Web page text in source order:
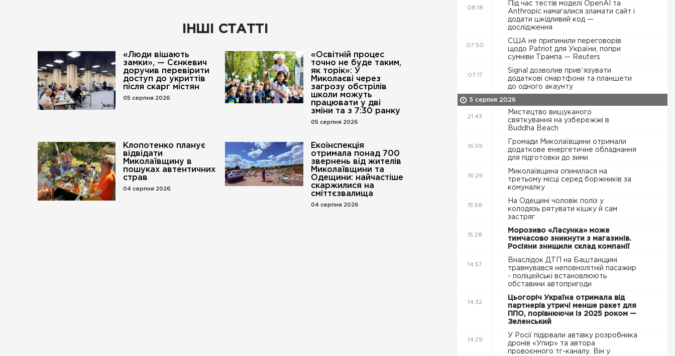
ІНШІ СТАТТІ
«Люди вішають
замки», — Сєнкевич
доручив перевірити
доступ до укриттів
після скарг містян
05 серпня 2026
«Освітній процес
точно не буде таким,
як торік»: У
Миколаєві через
загрозу обстрілів
школи можуть
працювати у дві
зміни та з 7:30 ранку
05 серпня 2026
Клопотенко планує
відвідати
Миколаївщину в
пошуках автентичних
страв
04 серпня 2026
Екоінспекція
отримала понад 700
звернень від жителів
Миколаївщини та
Одещини: найчастіше
скаржилися на
сміттєзвалища
04 серпня 2026
08:18
Під час тестів моделі OpenAI та
Anthropic намагалися зламати сайт і
додати шкідливий код —
дослідження
07:50
США не припинили переговорів
щодо Patriot для України, попри
сумніви Трампа — Reuters
07:17
Signal дозволив привʼязувати
додаткові смартфони та планшети
до одного акаунту
5 серпня 2026
21:43
Мистецтво вишуканого
святкування на узбережжі в
Buddha Beach
16:59
Громади Миколаївщини отримали
додаткове енергетичне обладнання
для підготовки до зими
16:29
Миколаївщина опинилася на
третьому місці серед боржників за
комуналку
15:58
На Одещині чоловік поліз у
колодязь рятувати кішку й сам
застряг
15:28
Морозиво «Ласунка» може
тимчасово зникнути з магазинів.
Росіяни знищили склад компанії
14:57
Внаслідок ДТП на Баштанщині
травмувався неповнолітній пасажир
- поліцейські встановлюють
обставини автопригоди
14:32
Цьогоріч Україна отримала від
партнерів утричі менше ракет для
ППО, порівнюючи із 2025 роком —
Зеленський
14:29
У Росії підірвали автівку розробника
дронів «Упир» та автора
провоєнного тг-каналу. Він у